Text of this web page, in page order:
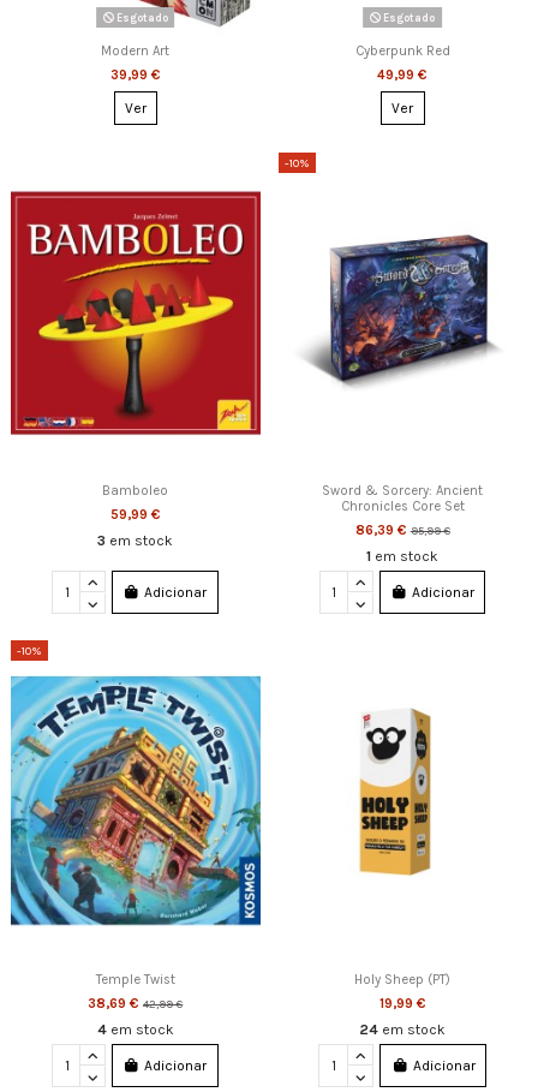
Esgotado
Modern Art
39,99 €
Ver
Esgotado
Cyberpunk Red
49,99 €
Ver
Bamboleo
59,99 €
3 em stock
Adicionar
-10%
Sword & Sorcery: Ancient
Chronicles Core Set
86,39 €95,99 €
1 em stock
Adicionar
-10%
Temple Twist
38,69 €42,99 €
4 em stock
Adicionar
Holy Sheep (PT)
19,99 €
24 em stock
Adicionar